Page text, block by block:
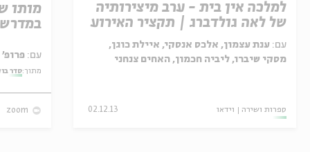
למלכה אין בית - ערב מיצירותיה
של לאה גולדברג | תקציר האירוע
עם: ענת עצמון, אלכס אנסקי, איילת כוגן,
מסקי שיברו, ליביה חכמון, האחים צנחני
ספרות ושירה וידאו 02.12.13
מותו
עם: פרופ' אביגדור שנאן
מתוך:סדר
zoom